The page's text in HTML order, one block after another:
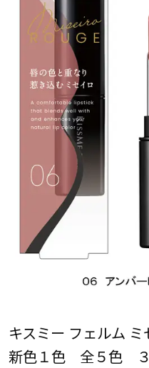
キスミー フェルム
新色１色 全５色